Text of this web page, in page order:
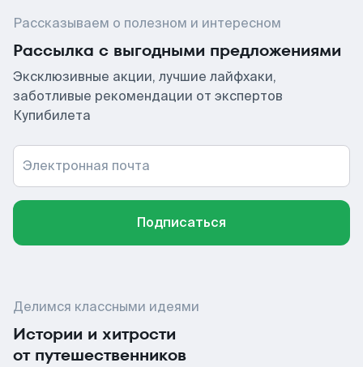
Рассказываем о полезном и интересном
Рассылка с выгодными предложениями
Эксклюзивные акции, лучшие лайфхаки,
заботливые рекомендации от экспертов
Купибилета
Электронная почта
Подписаться
Делимся классными идеями
Истории и хитрости
от путешественников